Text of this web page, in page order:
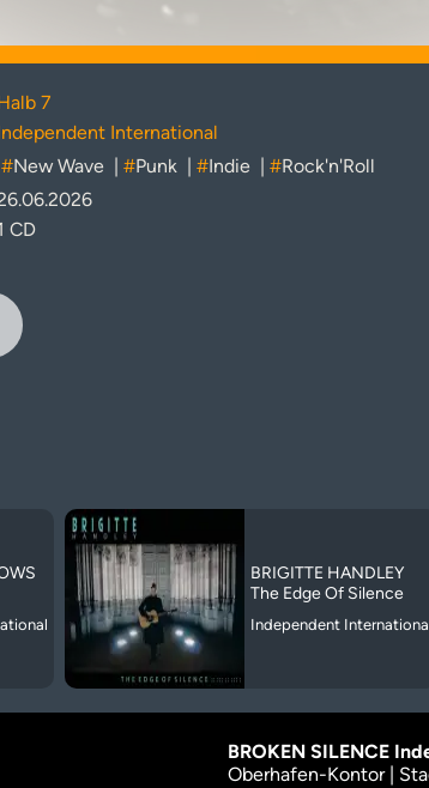
7
International
#New Wave | #Punk | #Indie | #Rock'n'Roll
CD
BRIGITTE HANDLEY
The Edge Of Silence
Independent
BROKEN SILENCE
Oberhafen-Kontor |